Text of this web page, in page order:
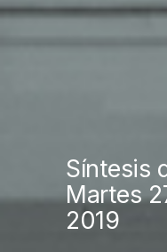
Síntesis
Martes
2019